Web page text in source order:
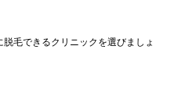
毛できるクリニックを選びましょ